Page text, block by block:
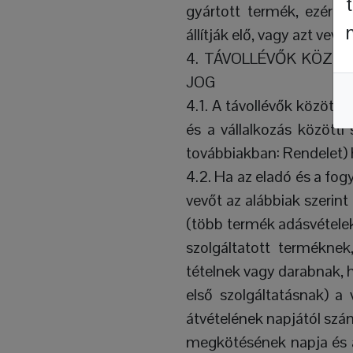
gyártott termék, ezért
állítják elő, vagy azt vevő
4. TÁVOLLÉVŐK
JOG
4.1. A távollévők között
és a vállalkozás közötti
továbbiakban: Rendelet)
4.2. Ha az eladó és a
vevőt az alábbiak
(több termék
szolgáltatott
tételnek vagy darabnak,
első szolgáltatásnak)
átvételének napjától
megkötésének napja